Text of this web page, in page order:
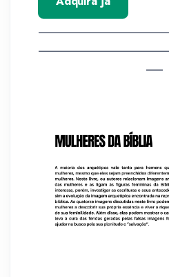
___